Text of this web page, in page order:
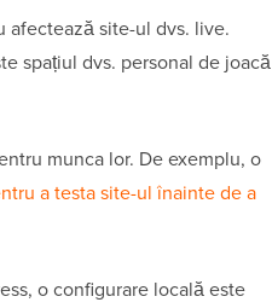
afectează site-ul dvs. live.
spațiul dvs. personal de joacă
munca lor. De exemplu, o
a testa site-ul înainte de a
o configurare locală este